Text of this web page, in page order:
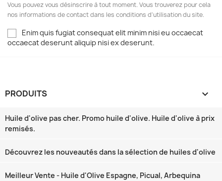
Vous pouvez vous désinscrire à tout moment. Vous trouverez pour cela
nos informations de contact dans les conditions d'utilisation du site.
Enim quis fugiat consequat elit minim nisi eu occaecat
occaecat deserunt aliquip nisi ex deserunt.
PRODUITS 
Huile d'olive pas cher. Promo huile d'olive. Huile d'olive à prix
remisés.
Découvrez les nouveautés dans la sélection de huiles d'olive
Meilleur Vente - Huile d'Olive Espagne, Picual, Arbequina